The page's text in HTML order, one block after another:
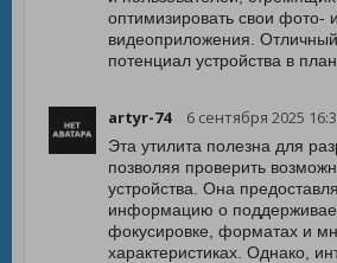
оптимизировать свои фото- и
видеоприложения.
потенциал устройства в
artyr-74 6 сентября 2025
Эта утилита полезна для
позволяя проверить
устройства. Она
информацию о
фокусировке, форматах и
характеристиках. Однако,